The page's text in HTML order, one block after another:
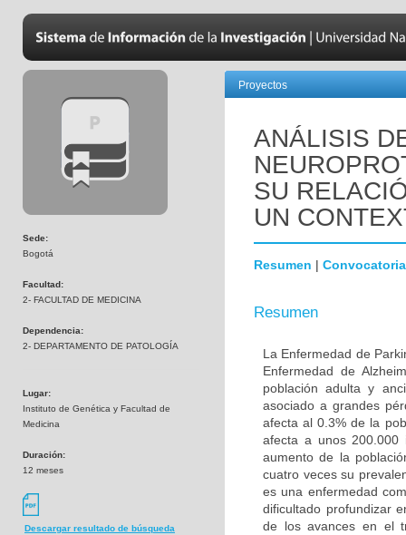
Sede:
Bogotá
Facultad:
2- FACULTAD DE MEDICINA
Dependencia:
2- DEPARTAMENTO DE PATOLOGÍA
Lugar:
Instituto de Genética y Facultad de
Medicina
Duración:
12 meses
Descargar resultado de búsqueda
Proyectos
ANÁLISIS
SU
UN
Resumen | Convocatoria
Resumen
La Enfermedad de
Enfermedad de
población adulta y
asociado a grandes
afecta al 0.3% de la
afecta a unos 200.000
aumento de la
cuatro veces su
es una enfermedad
dificultado profundizar
de los avances en el